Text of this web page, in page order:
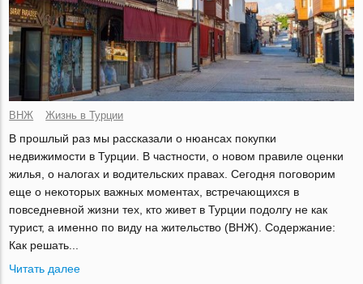
ВНЖ Жизнь в Турции
В прошлый раз мы рассказали о нюансах покупки
недвижимости в Турции. В частности, о новом правиле оценки
жилья, о налогах и водительских правах. Сегодня поговорим
еще о некоторых важных моментах, встречающихся в
повседневной жизни тех, кто живет в Турции подолгу не как
турист, а именно по виду на жительство (ВНЖ). Содержание:
Как решать...
Читать далее